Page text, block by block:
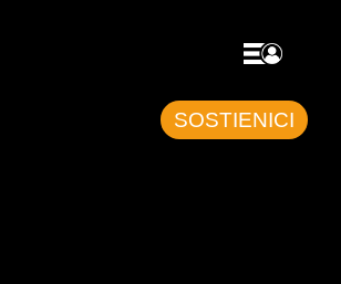
SOSTIENICI